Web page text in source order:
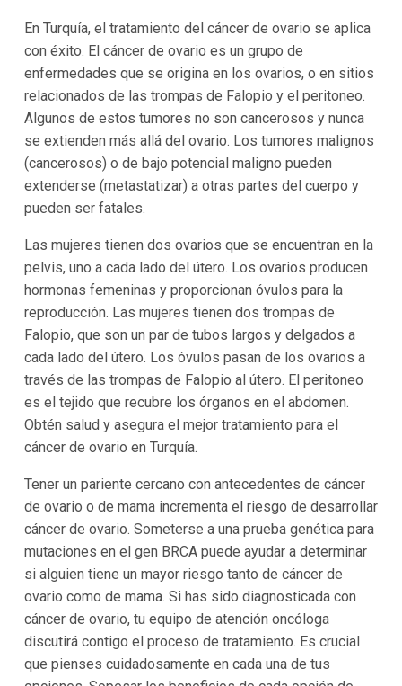
En Turquía, el tratamiento del cáncer de ovario se aplica
con éxito. El cáncer de ovario es un grupo de
enfermedades que se origina en los ovarios, o en sitios
relacionados de las trompas de Falopio y el peritoneo.
Algunos de estos tumores no son cancerosos y nunca
se extienden más allá del ovario. Los tumores malignos
(cancerosos) o de bajo potencial maligno pueden
extenderse (metastatizar) a otras partes del cuerpo y
pueden ser fatales.
Las mujeres tienen dos ovarios que se encuentran en la
pelvis, uno a cada lado del útero. Los ovarios producen
hormonas femeninas y proporcionan óvulos para la
reproducción. Las mujeres tienen dos trompas de
Falopio, que son un par de tubos largos y delgados a
cada lado del útero. Los óvulos pasan de los ovarios a
través de las trompas de Falopio al útero. El peritoneo
es el tejido que recubre los órganos en el abdomen.
Obtén salud y asegura el mejor tratamiento para el
cáncer de ovario en Turquía.
Tener un pariente cercano con antecedentes de cáncer
de ovario o de mama incrementa el riesgo de desarrollar
cáncer de ovario. Someterse a una prueba genética para
mutaciones en el gen BRCA puede ayudar a determinar
si alguien tiene un mayor riesgo tanto de cáncer de
ovario como de mama. Si has sido diagnosticada con
cáncer de ovario, tu equipo de atención oncóloga
discutirá contigo el proceso de tratamiento. Es crucial
que pienses cuidadosamente en cada una de tus